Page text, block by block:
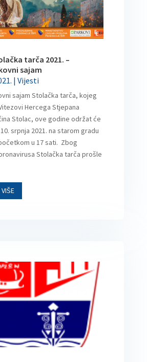
tarča 2021. –
sajam
| Vijesti
sajam Stolačka tarča, kojeg
Hercega Stjepana
Stolac, ove godine održat će
srpnja 2021. na starom gradu
u 17 sati. Zbog
Stolačka tarča prošle